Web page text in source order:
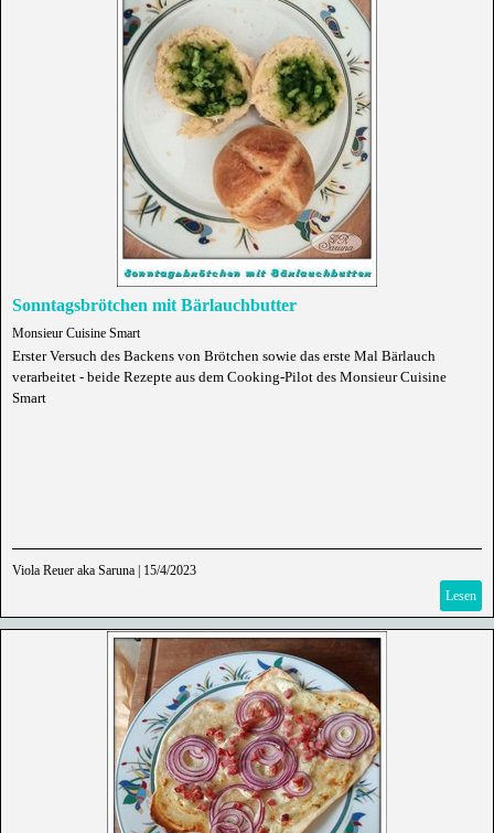
Sonntagsbrötchen mit Bärlauchbutter
Monsieur Cuisine Smart
Erster Versuch des Backens von Brötchen sowie das erste Mal Bärlauch
verarbeitet - beide Rezepte aus dem Cooking-Pilot des Monsieur Cuisine
Smart
Viola Reuer aka Saruna
15/4/2023
Lesen